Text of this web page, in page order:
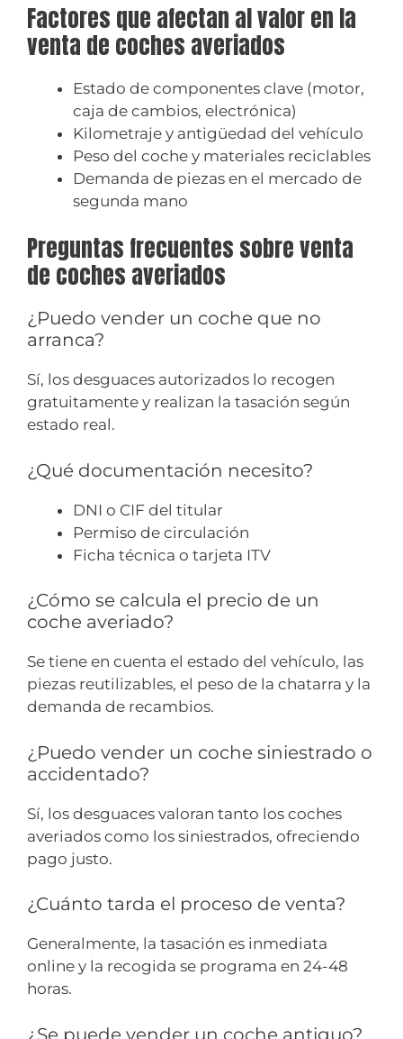
Factores que afectan al valor en la
venta de coches averiados
Estado de componentes clave (motor,
caja de cambios, electrónica)
Kilometraje y antigüedad del vehículo
Peso del coche y materiales reciclables
Demanda de piezas en el mercado de
segunda mano
Preguntas frecuentes sobre venta
de coches averiados
¿Puedo vender un coche que no
arranca?
Sí, los desguaces autorizados lo recogen
gratuitamente y realizan la tasación según
estado real.
¿Qué documentación necesito?
DNI o CIF del titular
Permiso de circulación
Ficha técnica o tarjeta ITV
¿Cómo se calcula el precio de un
coche averiado?
Se tiene en cuenta el estado del vehículo, las
piezas reutilizables, el peso de la chatarra y la
demanda de recambios.
¿Puedo vender un coche siniestrado o
accidentado?
Sí, los desguaces valoran tanto los coches
averiados como los siniestrados, ofreciendo
pago justo.
¿Cuánto tarda el proceso de venta?
Generalmente, la tasación es inmediata
online y la recogida se programa en 24-48
horas.
¿Se puede vender un coche antiguo?